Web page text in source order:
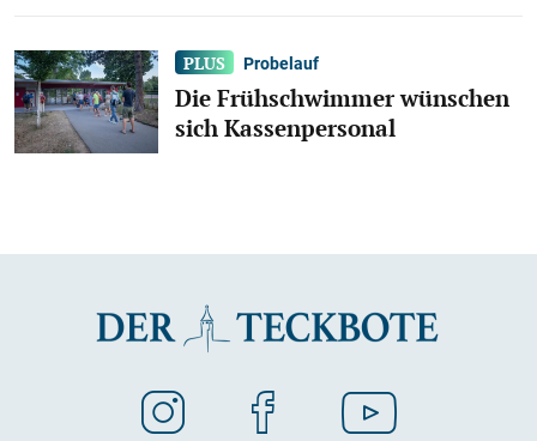
Probelauf
Die Frühschwimmer wünschen
sich Kassenpersonal